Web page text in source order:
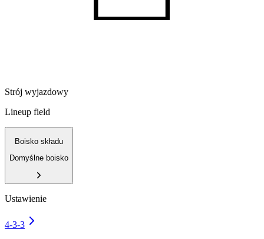
Strój wyjazdowy
Lineup field
Boisko składu
Domyślne boisko
Ustawienie
4-3-3